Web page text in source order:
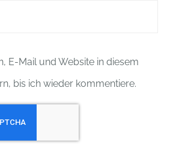
E-Mail und Website in diesem
bis ich wieder kommentiere.